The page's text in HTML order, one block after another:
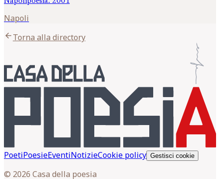
Napoli
arrow_backTorna alla directory
PoetiPoesieEventiNotizieCookie policy Gestisci cookie
© 2026 Casa della poesia